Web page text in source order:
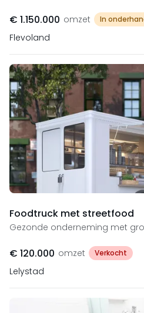
€ 1.150.000 omzet In
Flevoland
Foodtruck met streetfood
Gezonde onderneming met
€ 120.000 omzet Verkocht
Lelystad